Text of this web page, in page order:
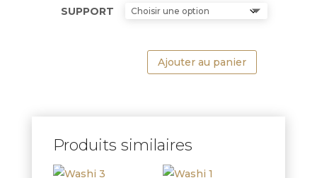
SUPPORT
Ajouter au panier
Produits similaires